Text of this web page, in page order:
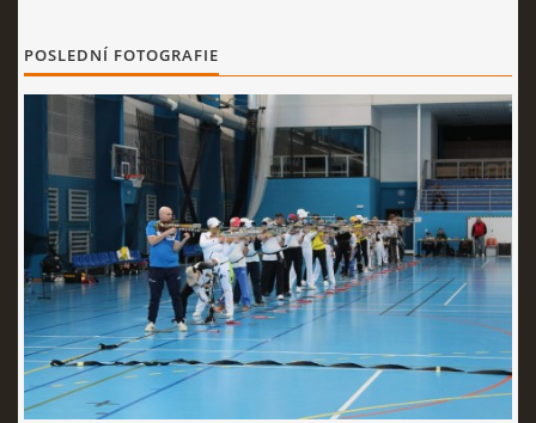
FOTOALBUM
© 2026 eStránky.cz |WebSlice |Tisk |Aktualizováno: 22. 7. 2026|
Nahoru ↑
POSLEDNÍ FOTOGRAFIE